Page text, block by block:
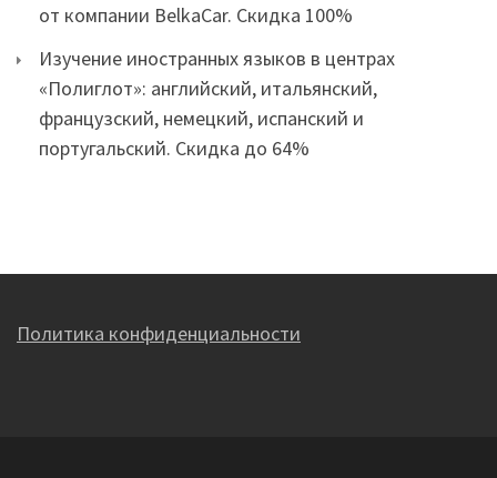
от компании BelkaCar. Скидка 100%
Изучение иностранных языков в центрах
«Полиглот»: английский, итальянский,
французский, немецкий, испанский и
португальский. Скидка до 64%
Политика конфиденциальности